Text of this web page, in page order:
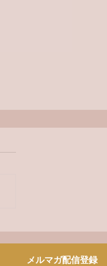
メルマガ配信登録